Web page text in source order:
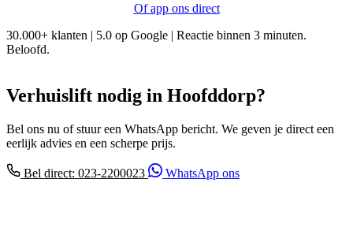
Of app ons direct
30.000+ klanten | 5.0 op Google | Reactie binnen 3 minuten.
Beloofd.
Verhuislift nodig in Hoofddorp?
Bel ons nu of stuur een WhatsApp bericht. We geven je direct een
eerlijk advies en een scherpe prijs.
Bel direct: 023-2200023 WhatsApp ons